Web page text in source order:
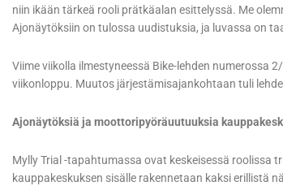
niin ikään tärkeä rooli prätkäalan esittelyssä. Me
Ajonäytöksiin on tulossa uudistuksia, ja luvassa on
Viime viikolla ilmestyneessä Bike-lehden numerossa
viikonloppu. Muutos järjestämisajankohtaan tuli
Ajonäytöksiä ja moottoripyöräuutuuksia
Mylly Trial -tapahtumassa ovat keskeisessä roolissa
kauppakeskuksen sisälle rakennetaan kaksi erillistä